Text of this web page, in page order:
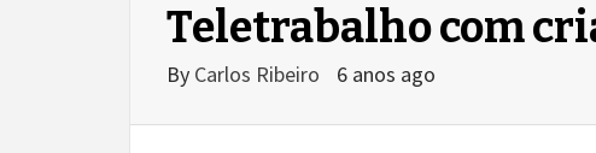
Teletrabalho com
By Carlos Ribeiro 6 anos ago